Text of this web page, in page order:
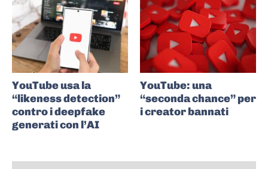
YouTube usa la
“likeness detection”
contro i deepfake
generati con l’AI
YouTube: una
“seconda chance” per
i creator bannati